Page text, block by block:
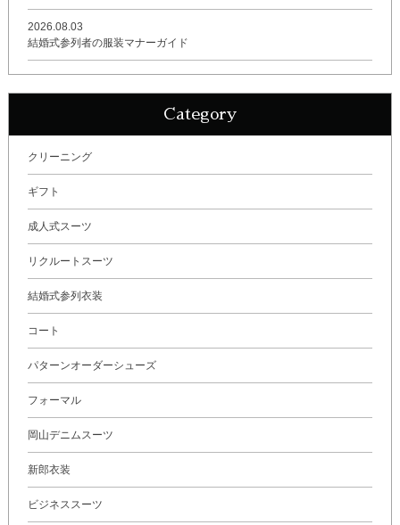
2026.08.03
結婚式参列者の服装マナーガイド
Category
クリーニング
ギフト
成人式スーツ
リクルートスーツ
結婚式参列衣装
コート
パターンオーダーシューズ
フォーマル
岡山デニムスーツ
新郎衣装
ビジネススーツ